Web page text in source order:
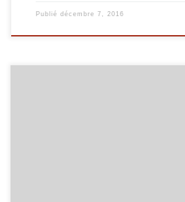
Publié décembre 7, 2016